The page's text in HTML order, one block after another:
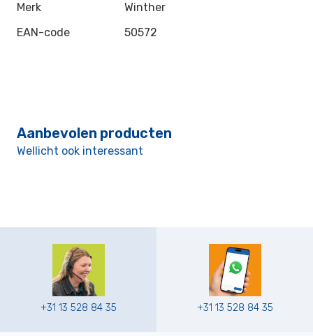
Merk
Winther
EAN-code
50572
Aanbevolen producten
Wellicht ook interessant
+31 13 528 84 35 +31 13 528 84 35